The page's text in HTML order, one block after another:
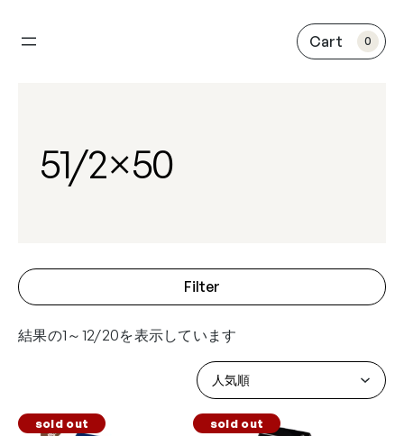
容
0
51/2×50
Filter
結果の1～12/20を表示しています
sold out sold out